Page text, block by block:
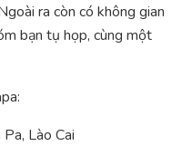
ra còn có không gian
bạn tụ họp, cùng một
Lào Cai